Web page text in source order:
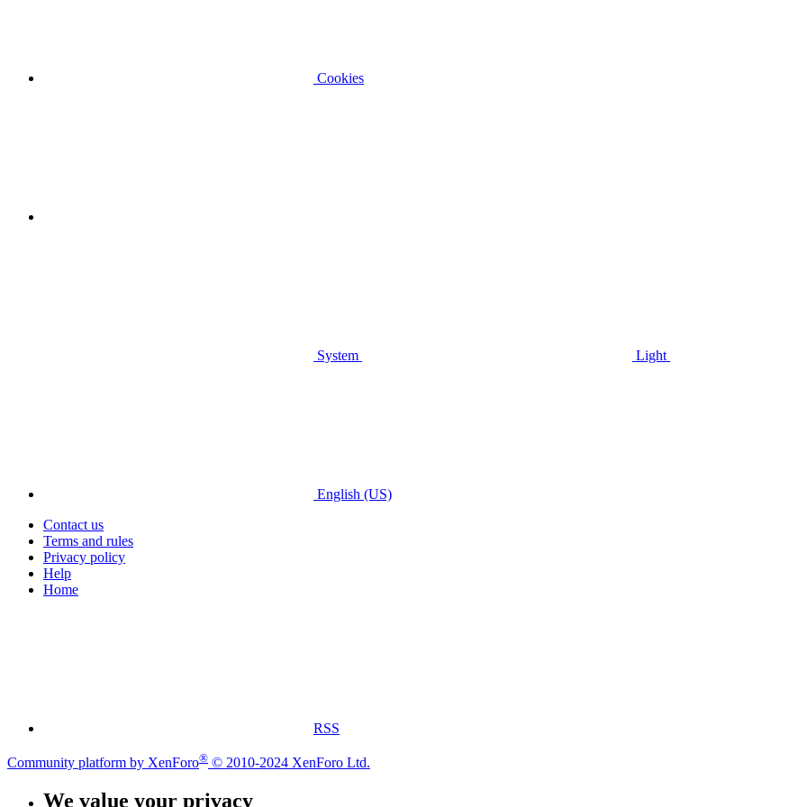
Cookies
System Light
English (US)
Contact us
Terms and rules
Privacy policy
Help
Home
RSS
Community platform by XenForo® © 2010-2024 XenForo Ltd.
We value your privacy